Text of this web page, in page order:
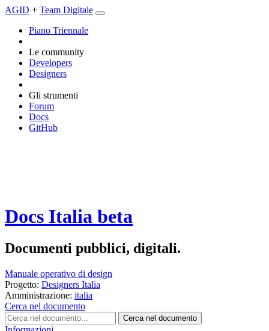
AGID + Team Digitale
Piano Triennale
Le community
Developers
Designers
Gli strumenti
Forum
Docs
GitHub
Docs Italia beta
Documenti pubblici, digitali.
Manuale operativo di design
Progetto: Designers Italia
Amministrazione: italia
Cerca nel documento
Cerca nel documento